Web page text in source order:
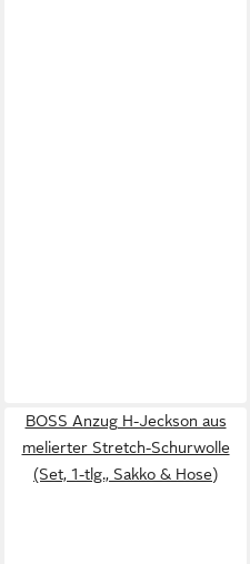
BOSS Anzug H-Jeckson aus
melierter Stretch-Schurwolle
(Set, 1-tlg., Sakko & Hose)